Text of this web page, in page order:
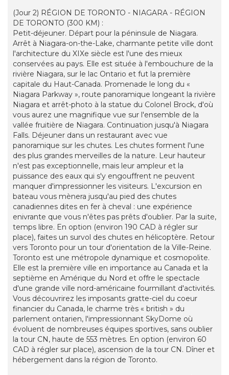
(Jour 2) RÉGION DE TORONTO - NIAGARA - RÉGION
DE TORONTO (300 KM) :
Petit-déjeuner. Départ pour la péninsule de Niagara.
Arrêt à Niagara-on-the-Lake, charmante petite ville dont
l'architecture du XIXe siècle est l'une des mieux
conservées au pays. Elle est située à l'embouchure de la
rivière Niagara, sur le lac Ontario et fut la première
capitale du Haut-Canada. Promenade le long du «
Niagara Parkway », route panoramique longeant la rivière
Niagara et arrêt-photo à la statue du Colonel Brock, d'où
vous aurez une magnifique vue sur l'ensemble de la
vallée fruitière de Niagara. Continuation jusqu'à Niagara
Falls. Déjeuner dans un restaurant avec vue
panoramique sur les chutes. Les chutes forment l'une
des plus grandes merveilles de la nature. Leur hauteur
n'est pas exceptionnelle, mais leur ampleur et la
puissance des eaux qui s'y engouffrent ne peuvent
manquer d'impressionner les visiteurs. L'excursion en
bateau vous mènera jusqu'au pied des chutes
canadiennes dites en fer à cheval : une expérience
enivrante que vous n'êtes pas prêts d'oublier. Par la suite,
temps libre. En option (environ 190 CAD à régler sur
place), faites un survol des chutes en hélicoptère. Retour
vers Toronto pour un tour d'orientation de la Ville-Reine.
Toronto est une métropole dynamique et cosmopolite.
Elle est la première ville en importance au Canada et la
septième en Amérique du Nord et offre le spectacle
d'une grande ville nord-américaine fourmillant d'activités.
Vous découvrirez les imposants gratte-ciel du coeur
financier du Canada, le charme très « british » du
parlement ontarien, l'impressionnant SkyDome où
évoluent de nombreuses équipes sportives, sans oublier
la tour CN, haute de 553 mètres. En option (environ 60
CAD à régler sur place), ascension de la tour CN. Dîner et
hébergement dans la région de Toronto.